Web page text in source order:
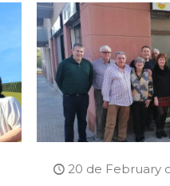
20 de February